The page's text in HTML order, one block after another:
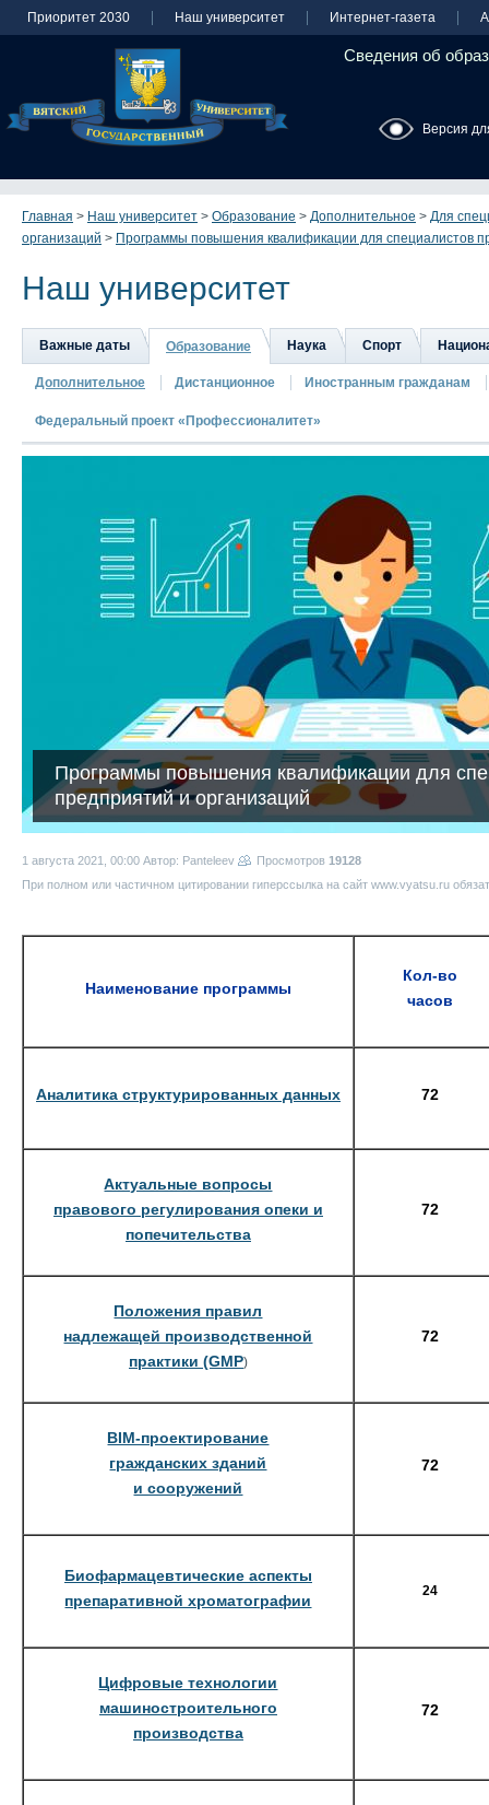
Приоритет 2030 Наш университет Интернет-газета
Сведения об
Версия
Главная > Наш университет > Образование > Дополнительное > Для
организаций > Программы повышения квалификации для специалистов
Наш университет
Важные даты Образование Наука Спорт
Дополнительное Дистанционное Иностранным гражданам
Федеральный проект «Профессионалитет»
Программы повышения квалификации для
предприятий и организаций
1 августа 2021, 00:00 Автор: Panteleev Просмотров 19128
При полном или частичном цитировании гиперссылка на сайт www.vyatsu.ru
Наименование программы
Кол-во
часов
Аналитика структурированных данных 72
Актуальные вопросы
правового регулирования опеки и
попечительства
72
Положения правил
надлежащей производственной
практики (GMP)
72
BIM-проектирование
гражданских зданий
и сооружений
72
Биофармацевтические аспекты
препаративной хроматографии
24
Цифровые технологии
машиностроительного
производства
72